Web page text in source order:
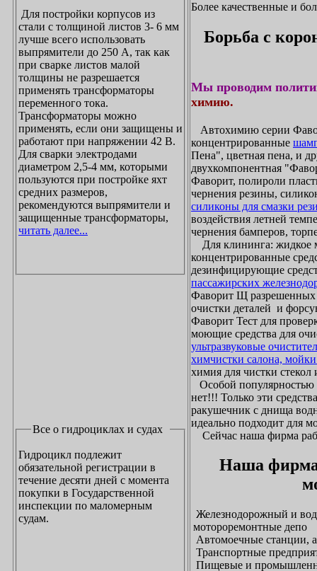
Для постройки корпусов из
стали с толщиной листов 3- 6 мм
лучше всего использовать
выпрямители до 250 А, так как
при сварке листов малой
толщины не разрешается
применять трансформаторы
переменного тока.
Трансформаторы можно
применять, если они защищены и
работают при напряжении 42 В.
Для сварки электродами
диаметром 2,5-4 мм, которыми
пользуются при постройке яхт
средних размеров,
рекомендуются выпрямители и
защищенные трансформаторы,
читать далее...
Все о гидроциклах и судах
Гидроцикл подлежит
обязательной регистрации в
течение десяти дней с момента
покупки в Государственной
инспекции по маломерным
судам.
Более качественные и
Борьба с
Мы проводим
химию.
Автохимию серии
концентрированные
Пена", цветная пена, и
двухкомпонентная
Фаворит, полироли
чернения резины,
силиконы для смазки
воздействия летней
чернения бамперов,
Для клининга: жидкое
концентрированные
дезинфицирующие
пассажирских
Фаворит Щ
очистки деталей и
Фаворит Тест для
моющие средства для
ультразвуковые
химчистки салона,
химия для чистки стекол
Особой популярностью
нет!!! Только эти
ракушечник с днища
идеально подходит для
Сейчас наша фирма
Наша фирма
Железнодорожный и
мотороремонтные депо
Автомоечные станции,
Транспортные
Пищевые и